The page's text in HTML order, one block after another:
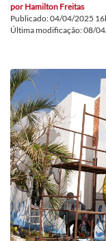
por Hamilton Freitas
Publicado: 04/04/2025
Última modificação: 08/